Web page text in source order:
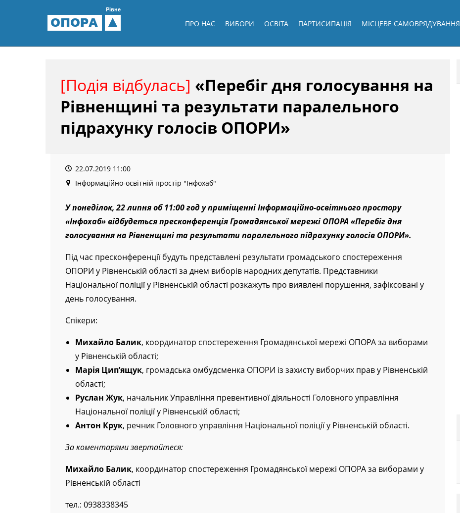
ОПОРА
Рівне
ПРО НАС ВИБОРИ ОСВІТА ПАРТИСИПАЦІЯ МІСЦЕВЕ САМОВРЯДУВАННЯ
[Подія відбулась] «Перебіг дня голосування на
Рівненщині та результати паралельного
підрахунку голосів ОПОРИ»
22.07.2019 11:00
Інформаційно-освітній простір "Інфохаб"
У понеділок, 22 липня об 11:00 год у приміщенні Інформаційно-освітнього простору
«Інфохаб» відбудеться пресконференція Громадянської мережі ОПОРА «Перебіг дня
голосування на Рівненщині та результати паралельного підрахунку голосів ОПОРИ».
Під час пресконференції будуть представлені результати громадського спостереження
ОПОРИ у Рівненській області за днем виборів народних депутатів. Представники
Національної поліції у Рівненській області розкажуть про виявлені порушення, зафіксовані у
день голосування.
Спікери:
Михайло Балик, координатор спостереження Громадянської мережі ОПОРА за виборами
у Рівненській області;
Марія Цип’ящук, громадська омбудсменка ОПОРИ із захисту виборчих прав у Рівненській
області;
Руслан Жук, начальник Управління превентивної діяльності Головного управління
Національної поліції у Рівненській області;
Антон Крук, речник Головного управління Національної поліції у Рівненській області.
За коментарями звертайтеся:
Михайло Балик, координатор спостереження Громадянської мережі ОПОРА за виборами у
Рівненській області
тел.: 0938338345